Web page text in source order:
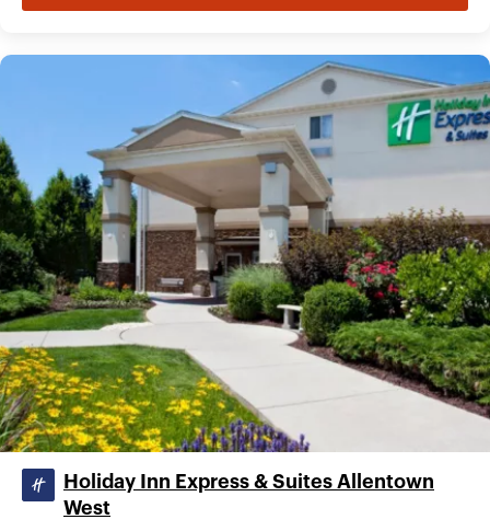
Holiday Inn Express & Suites Allentown
West